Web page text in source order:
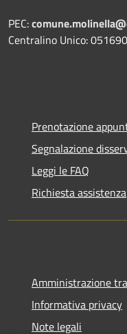
PEC:
Centralino Unico:
Prenotazione
Segnalazione
Leggi le FAQ
Richiesta assistenza
Amministrazione
Informativa privacy
Note legali